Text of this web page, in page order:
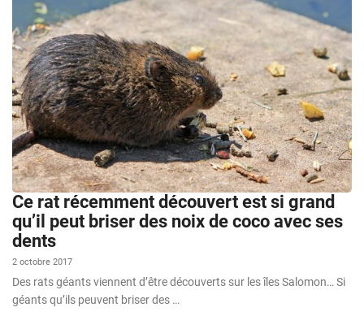
Ce rat récemment découvert est si grand
qu’il peut briser des noix de coco avec ses
dents
2 octobre 2017
Des rats géants viennent d’être découverts sur les îles Salomon… Si
géants qu’ils peuvent briser des …